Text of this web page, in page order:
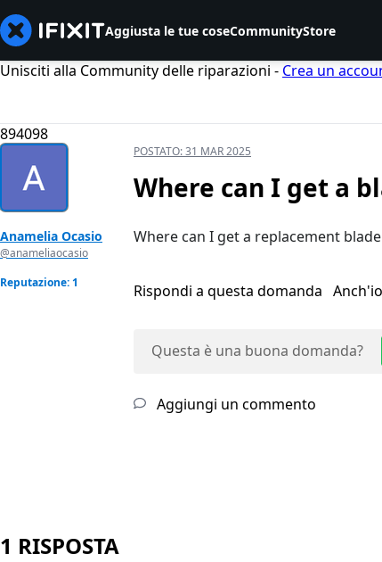
Aggiusta le tue coseCommunityStore
Unisciti alla Community delle riparazioni - Crea un
894098
Anamelia Ocasio
@anameliaocasio
Reputazione: 1
POSTATO:31 MAR 2025
Where can I get a
Where can I get a replacement
Rispondi a questa domanda
Questa è una buona domanda?
Aggiungi un commento
1 RISPOSTA